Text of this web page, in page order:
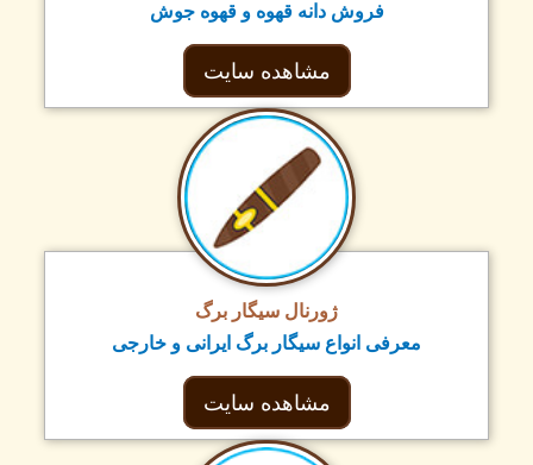
فروش دانه قهوه و قهوه جوش
مشاهده سایت
ژورنال سیگار برگ
معرفی انواع سیگار برگ ایرانی و خارجی
مشاهده سایت